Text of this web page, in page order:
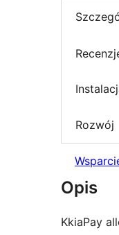
Rozwój
Opis
KkiaPay